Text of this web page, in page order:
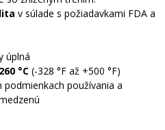
v súlade s požiadavkami FDA a
úplná
°C (-328 °F až +500 °F)
používania a